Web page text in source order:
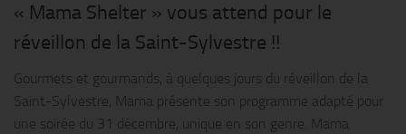
« Mama Shelter » vous attend pour le
réveillon de la Saint-Sylvestre !!
Gourmets et gourmands, à quelques jours du réveillon de la
Saint-Sylvestre, Mama présente son programme adapté pour
une soirée du 31 décembre, unique en son genre. Mama